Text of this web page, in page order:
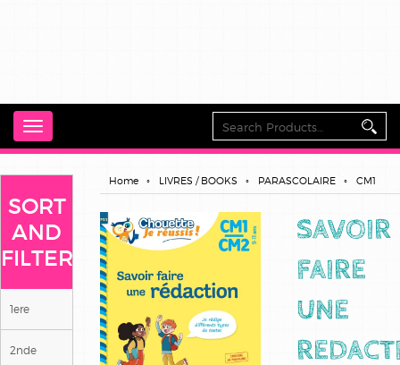
Toggle
navigation
SORT
AND
FILTER
1ere
2nde
Home LIVRES / BOOKS PARASCOLAIRE CM1
SAVOIR
FAIRE
UNE